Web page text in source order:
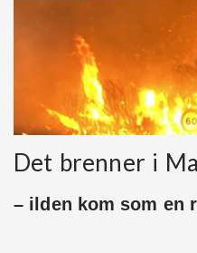
Det brenner i
– ilden kom som en